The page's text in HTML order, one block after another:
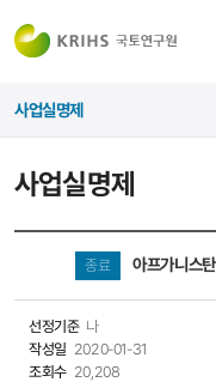
사업실명제
사업실명제
종료 아프가니스
선정기준 나
작성일 2020-01-31
조회수 20,208